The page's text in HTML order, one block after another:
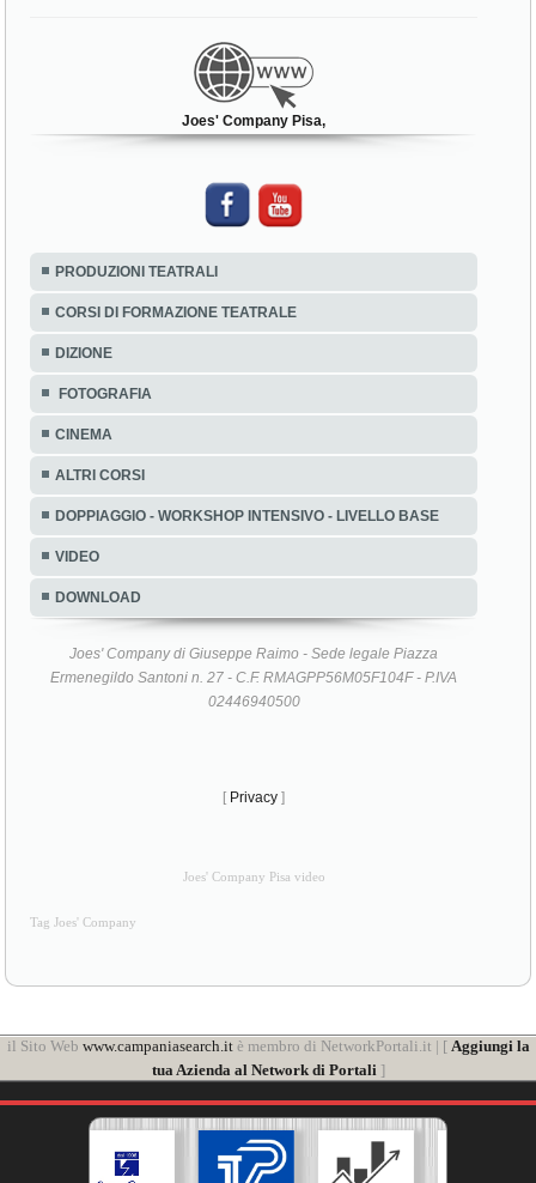
Joes' Company Pisa,
PRODUZIONI TEATRALI
CORSI DI FORMAZIONE TEATRALE
DIZIONE
FOTOGRAFIA
CINEMA
ALTRI CORSI
DOPPIAGGIO - WORKSHOP INTENSIVO - LIVELLO BASE
VIDEO
DOWNLOAD
Joes' Company di Giuseppe Raimo - Sede legale Piazza
Ermenegildo Santoni n. 27 - C.F. RMAGPP56M05F104F - P.IVA
02446940500
[ Privacy ]
Joes' Company Pisa video
Tag Joes' Company
il Sito Web www.campaniasearch.itè membro di NetworkPortali.it | [ Aggiungi la
tua Azienda al Network di Portali]